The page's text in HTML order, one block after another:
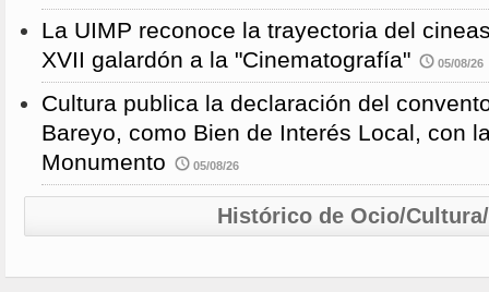
La UIMP reconoce la trayectoria del
XVII galardón a la "Cinematografía"
05/08/26
Cultura publica la declaración del
Bareyo, como Bien de Interés Local, con
Monumento
05/08/26
Histórico de Ocio/